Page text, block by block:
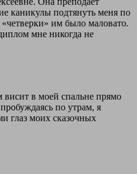
каникулы подтянуть меня по
им было маловато.
мне никогда не
висит в моей спальне прямо
по утрам, я
глаз моих сказочных